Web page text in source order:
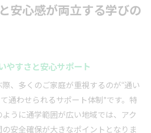
安心感が両立する学びの
やすさと安心サポート
、多くのご家庭が重視するのが“通い
通わせられるサポート体制”です。特
うに通学範囲が広い地域では、アク
安全確保が大きなポイントとなりま